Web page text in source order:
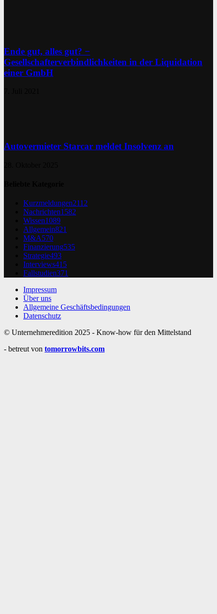
Ende gut, alles gut? −
Gesellschafterverbindlichkeiten in der Liquidation
einer GmbH
Autovermieter Starcar meldet Insolvenz an
Kurzmeldungen2112
Nachrichten1582
Wissen1089
Allgemein821
M&A570
Finanzierung535
Strategie493
Interviews415
Fallstudien371
Impressum
Über uns
Allgemeine Geschäftsbedingungen
Datenschutz
© Unternehmeredition 2025 - Know-how für den Mittelstand
- betreut von tomorrowbits.com